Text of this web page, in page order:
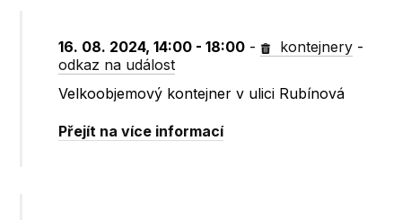
16. 08. 2024, 14:00 - 18:00 - kontejnery -
odkaz na událost
Velkoobjemový kontejner v ulici Rubínová
Přejít na více informací